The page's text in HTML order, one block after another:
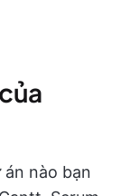
nào bạn